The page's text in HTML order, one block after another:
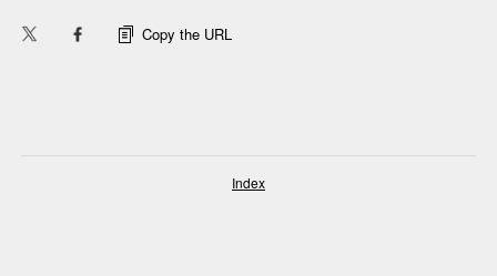
Creative ChallengeCopy the URL
Index